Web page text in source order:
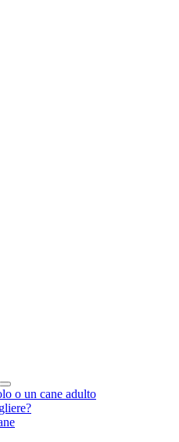
o un cane adulto